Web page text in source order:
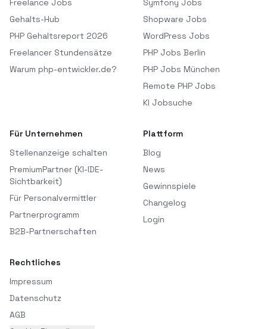
Freelance Jobs
Gehalts-Hub
PHP Gehaltsreport 2026
Freelancer Stundensätze
Warum php-entwickler.de?
Symfony Jobs
Shopware Jobs
WordPress Jobs
PHP Jobs Berlin
PHP Jobs München
Remote PHP Jobs
KI Jobsuche
Für Unternehmen
Stellenanzeige schalten
PremiumPartner (KI-IDE-
Sichtbarkeit)
Für Personalvermittler
Partnerprogramm
B2B-Partnerschaften
Plattform
Blog
News
Gewinnspiele
Changelog
Login
Rechtliches
Impressum
Datenschutz
AGB